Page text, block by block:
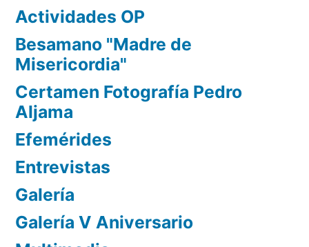
Actividades OP
Besamano "Madre de
Misericordia"
Certamen Fotografía Pedro
Aljama
Efemérides
Entrevistas
Galería
Galería V Aniversario